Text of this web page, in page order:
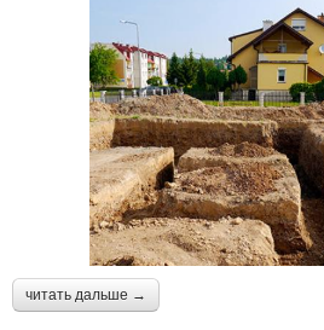
читать дальше →